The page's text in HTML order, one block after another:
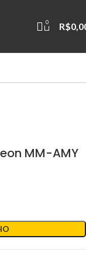
0 R$
MM-AMY